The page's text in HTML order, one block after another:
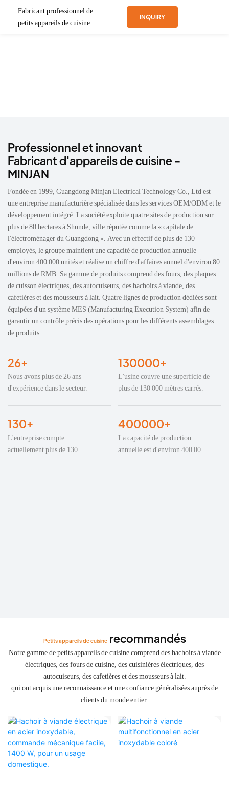
Fabricant professionnel de
petits appareils de cuisine
INQUIRY
Professionnel et innovant
Fabricant d'appareils de cuisine -
MINJAN
Fondée en 1999, Guangdong Minjan Electrical Technology Co., Ltd est
une entreprise manufacturière spécialisée dans les services OEM/ODM et le
développement intégré. La société exploite quatre sites de production sur
plus de 80 hectares à Shunde, ville réputée comme la « capitale de
l'électroménager du Guangdong ». Avec un effectif de plus de 130
employés, le groupe maintient une capacité de production annuelle
d'environ 400 000 unités et réalise un chiffre d'affaires annuel d'environ 80
millions de RMB. Sa gamme de produits comprend des fours, des plaques
de cuisson électriques, des autocuiseurs, des hachoirs à viande, des
cafetières et des mousseurs à lait. Quatre lignes de production dédiées sont
équipées d'un système MES (Manufacturing Execution System) afin de
garantir un contrôle précis des opérations pour les différents assemblages
de produits.
26+
Nous avons plus de 26 ans
d'expérience dans le secteur.
130000+
L'usine couvre une superficie de
plus de 130 000 mètres carrés.
130+
L'entreprise compte
actuellement plus de 130
400000+
La capacité de production
annuelle est d'environ 400 000
Petits appareils de cuisinerecommandés
Notre gamme de petits appareils de cuisine comprend des hachoirs à viande
électriques, des fours de cuisine, des cuisinières électriques, des
autocuiseurs, des cafetières et des mousseurs à lait.
qui ont acquis une reconnaissance et une confiance généralisées auprès de
clients du monde entier.